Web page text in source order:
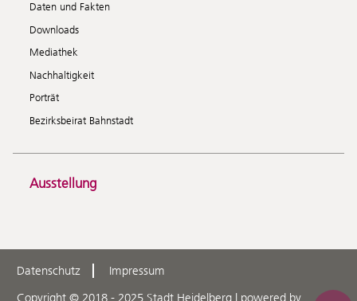
Daten und Fakten
Downloads
Mediathek
Nachhaltigkeit
Porträt
Bezirksbeirat Bahnstadt
Ausstellung
Datenschutz
Impressum
Copyright © 2018 - 2025 Stadt Heidelberg | powered by